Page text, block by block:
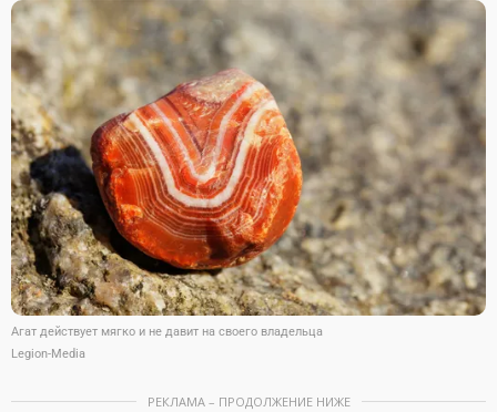
Агат действует мягко и не давит на своего владельца
Legion-Media
РЕКЛАМА – ПРОДОЛЖЕНИЕ НИЖЕ